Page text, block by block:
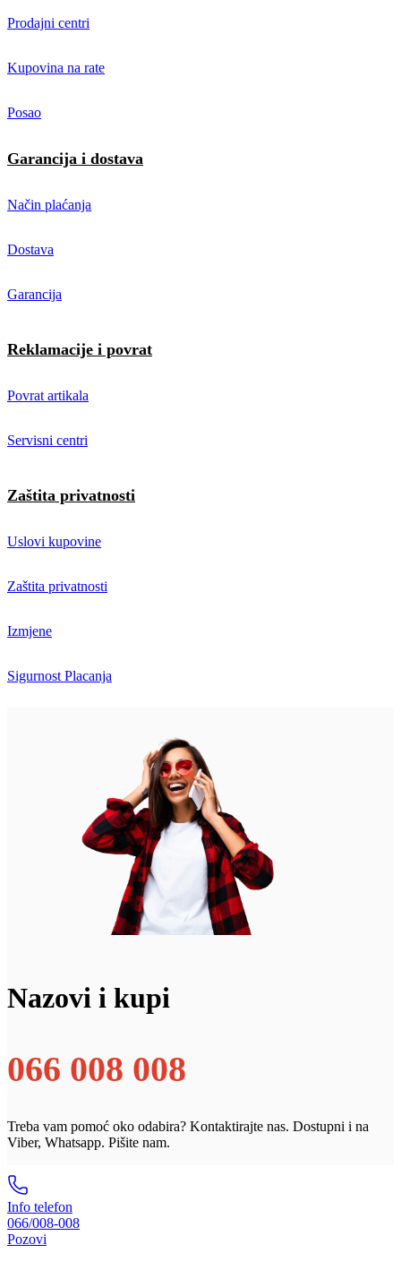
Prodajni centri
Kupovina na rate
Posao
Garancija i dostava
Način plaćanja
Dostava
Garancija
Reklamacije i povrat
Povrat artikala
Servisni centri
Zaštita privatnosti
Uslovi kupovine
Zaštita privatnosti
Izmjene
Sigurnost Placanja
Nazovi i kupi
066 008 008
Treba vam pomoć oko odabira? Kontaktirajte nas. Dostupni i na
Viber, Whatsapp. Pišite nam.
Info telefon
066/008-008
Pozovi